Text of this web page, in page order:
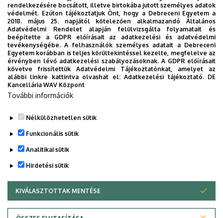
2026. augusztus 7.
Univerzum: A Debreceni Egyetem
titkos receptjei
KUTATÁS TUDOMÁNY
rendelkezésére bocsátott, illetve birtokába jutott személyes adatok
védelmét. Ezúton tájékoztatjuk Önt, hogy a Debreceni Egyetem a
2018. május 25. napjától kötelezően alkalmazandó Általános
Adatvédelmi Rendelet alapján felülvizsgálta folyamatait és
beépítette a GDPR előírásait az adatkezelési és adatvédelmi
tevékenységébe. A felhasználók személyes adatait a Debreceni
Egyetem korábban is teljes körültekintéssel kezelte, megfelelve az
érvényben lévő adatkezelési szabályozásoknak. A GDPR előírásait
követve frissítettük Adatvédelmi Tájékoztatónkat, amelyet az
alábbi linkre kattintva olvashat el:Adatkezelési tájékoztató. DE
Kancellária WAV Központ
További információk
Nélkülözhetetlen sütik
Funkcionális sütik
Analitikai sütik
Hirdetési sütik
KIVÁLASZTOTTAK MENTÉSE
WITHDRAW CONSENT